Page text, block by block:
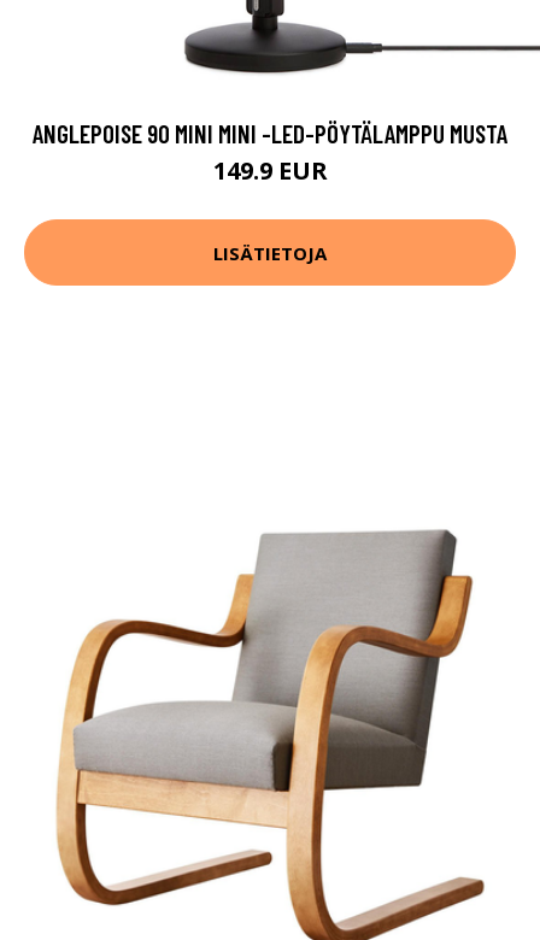
ANGLEPOISE 90 MINI MINI -LED-PÖYTÄLAMPPU MUSTA
149.9 EUR
LISÄTIETOJA